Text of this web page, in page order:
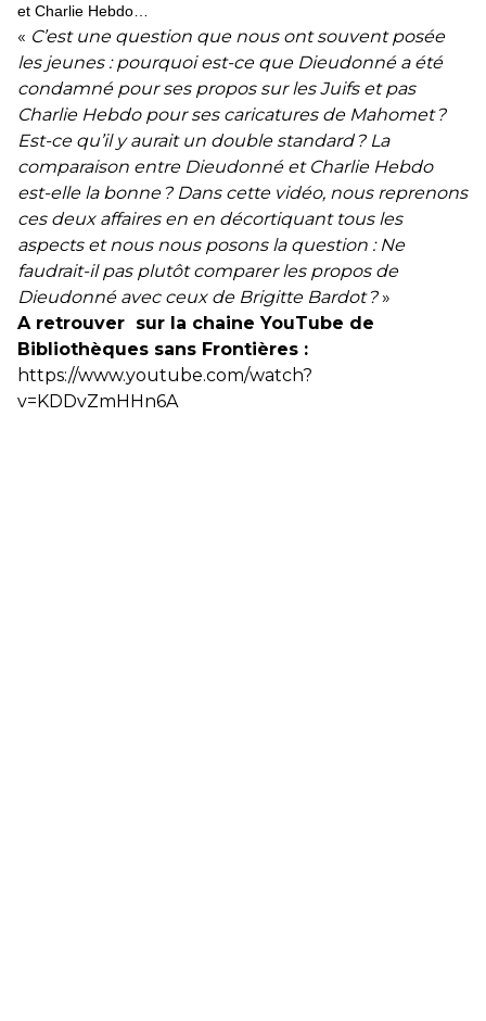
et Charlie Hebdo…
« C’est une question que nous ont souvent posée
les jeunes : pourquoi est-ce que Dieudonné a été
condamné pour ses propos sur les Juifs et pas
Charlie Hebdo pour ses caricatures de Mahomet ?
Est-ce qu’il y aurait un double standard ? La
comparaison entre Dieudonné et Charlie Hebdo
est-elle la bonne ? Dans cette vidéo, nous reprenons
ces deux affaires en en décortiquant tous les
aspects et nous nous posons la question : Ne
faudrait-il pas plutôt comparer les propos de
Dieudonné avec ceux de Brigitte Bardot ?»
A retrouver sur la chaine YouTube de
Bibliothèques sans Frontières :
https://www.youtube.com/watch?
v=KDDvZmHHn6A